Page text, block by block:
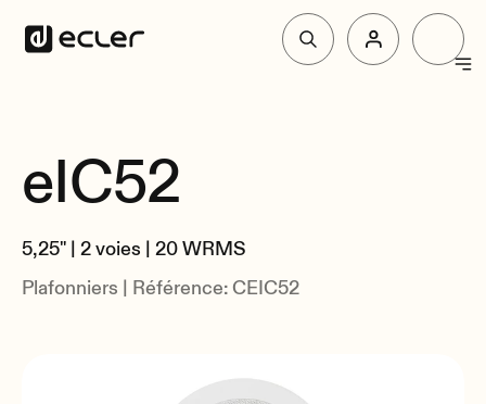
Solutions
Pourquoi Ecler
Vue d'Ensemble
Liés
eIC52
5,25" | 2 voies | 20 WRMS
Plafonniers | Référence: CEIC52